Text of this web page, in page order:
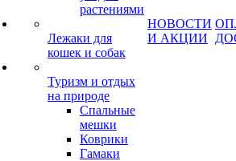
растениями
Лежаки для
кошек и собак
Туризм и отдых
на природе
Спальные
мешки
Коврики
Гамаки
НОВОСТИ
И АКЦИИ